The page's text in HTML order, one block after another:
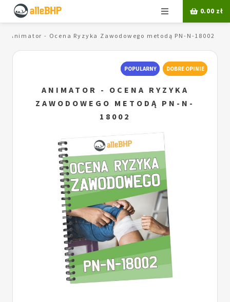
Menu 0.00 zł
Animator - Ocena Ryzyka Zawodowego metodą PN-N-18002
POPULARNY DOBRE OPINIE
ANIMATOR - OCENA RYZYKA
ZAWODOWEGO METODĄ PN-N-
18002